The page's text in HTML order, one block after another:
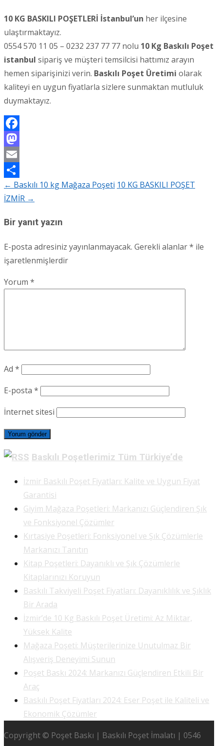
10 KG BASKILI POŞETLERİ İstanbul’un her ilçesine
ulaştırmaktayız.
0554 570 11 05 – 0232 237 77 77 nolu 10 Kg Baskılı Poşet
istanbul sipariş ve müşteri temsilcisi hattımız arayın
hemen siparişinizi verin. Baskılı Poşet Üretimi olarak
kaliteyi en uygun fiyatlarla sizlere sunmaktan mutluluk
duymaktayız.
Facebook
Mastodon
Email
Share
Post
← Baskılı 10 kg Mağaza Poşeti 10 KG BASKILI POŞET
İZMİR →
Bir yanıt yazın
E-posta adresiniz yayınlanmayacak. Gerekli alanlar* ile
işaretlenmişlerdir
Yorum *
Ad *
E-posta *
İnternet sitesi
Baskılı Poşetlerimiz Tüm Türkiye’de
İzmir Baskılı Poşet Fiyatları: Kalite ve Uygun Fiyat
Garantisi
Giyim Mağaza Poşetleri: Markanızı Güçlendiren Şık
ve Fonksiyonel Çözümler
Kırtasiye Poşetleri: Fonksiyonel ve Şık Çözümlerle
Markanızı Tanıtın
Kitap Poşetleri: Dayanıklı ve Şık Çözümlerle
Kitaplarınızı Koruyun
Baskılı Takviyeli Poşet Fiyatları: Dayanıklılık ve Şıklık
Bir Arada
İzmir’de 10 Kg Baskılı Poşet Üretimi: Az Miktar,
Yüksek Kalite
Mağaza Poşeti: Müşterilerinize Unutulmaz Bir
Alışveriş Deneyimi Sunun
Poşet Baskı 2024: Markanızı Güçlendiren Etkili Bir
Araç
Baskılı Poşet Fiyatları 2024: Eser Poşet ile Kaliteli ve
Ekonomik Çözümler
Copyright © Poşet Baskı | Baskılı Poşet İmalatı | 0546